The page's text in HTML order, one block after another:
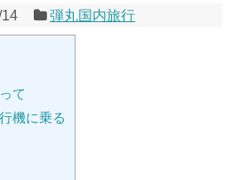
弾丸国内旅行
て
機に乗る